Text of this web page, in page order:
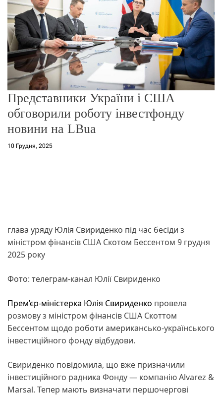
м
у
Представники України і США
обговорили роботу інвестфонду
новини на LBua
10 Грудня, 2025
глава уряду Юлія Свириденко під час бесіди з
міністром фінансів США Скотом Бессентом 9 грудня
2025 року
Фото: телеграм-канал Юлії Свириденко
Прем’єр-міністерка Юлія Свириденко провела
розмову з міністром фінансів США Скоттом
Бессентом щодо роботи американсько-українського
інвестиційного фонду відбудови.
Свириденко повідомила, що вже призначили
інвестиційного радника Фонду — компанію Alvarez &
Marsal. Тепер мають визначати першочергові